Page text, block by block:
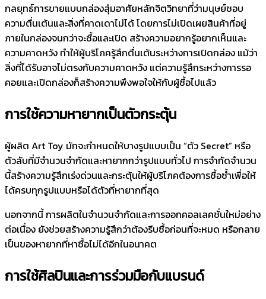
กลยุทธ์การขายแบบกล่องสุ่มอาศัยหลักจิตวิทยาที่ว่ามนุษย์ชอบ
ความตื่นเต้นและสิ่งที่คาดเดาไม่ได้ โดยการไม่เปิดเผยสินค้าที่อยู่
ภายในกล่องจนกว่าจะซื้อและเปิด สร้างความอยากรู้อยากเห็นและ
ความคาดหวัง ทำให้ผู้บริโภครู้สึกตื่นเต้นระหว่างการเปิดกล่อง แม้ว่า
สิ่งที่ได้รับอาจไม่ตรงกับความคาดหวัง แต่ความรู้สึกระหว่างการรอ
คอยและเปิดกล่องก็สร้างความพึงพอใจให้กับผู้ซื้อไปแล้ว
การใช้ความหายากเป็นตัวกระตุ้น
ผู้ผลิต Art Toy มักจะกำหนดให้บางรูปแบบเป็น “ตัว Secret” หรือ
ตัวลับที่มีจำนวนจำกัดและหายากกว่ารูปแบบทั่วไป การจำกัดจำนวน
นี้สร้างความรู้สึกเร่งด่วนและกระตุ้นให้ผู้บริโภคต้องการซื้อซ้ำเพื่อให้
ได้ครบทุกรูปแบบหรือได้ตัวที่หายากที่สุด
นอกจากนี้ การผลิตในจำนวนจำกัดและการออกคอลเลคชั่นใหม่อย่าง
ต่อเนื่อง ยังช่วยสร้างความรู้สึกว่าต้องรีบซื้อก่อนที่จะหมด หรือกลาย
เป็นของหายากที่หาซื้อไม่ได้อีกในอนาคต
การใช้ศิลปินและการร่วมมือกับแบรนด์